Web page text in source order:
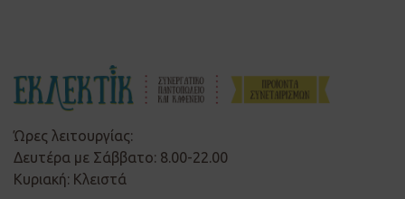
Ώρες λειτουργίας:
Δευτέρα με Σάββατο: 8.00-22.00
Κυριακή: Κλειστά